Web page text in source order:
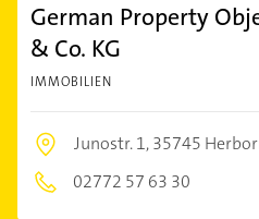
German Property
& Co. KG
IMMOBILIEN
Junostr. 1,35745
02772 57 63 30